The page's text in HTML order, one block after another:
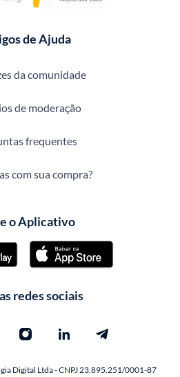
de Ajuda
da comunidade
de moderação
frequentes
com sua compra?
o Aplicativo
redes sociais
Digital Ltda - CNPJ 23.895.251/0001-87